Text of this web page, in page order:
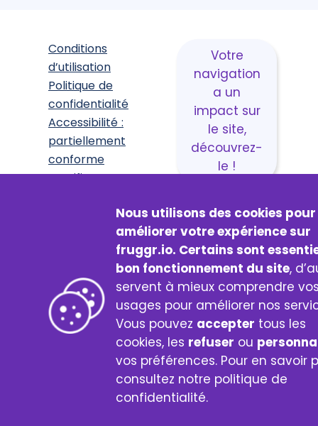
Conditions
d’utilisation
Politique de
confidentialité
Accessibilité :
partiellement
conforme
Certificat
Votre
navigation
a un
impact sur
le site,
découvrez-
le !
© 2026 Fruggr
Nous utilisons des cookies pour
améliorer votre expérience sur
fruggr.io. Certains sont
bon fonctionnement du site,
servent à mieux comprendre
usages pour améliorer nos
Vous pouvez accepter tous les
cookies, les refuser ou
vos préférences. Pour en savoir
consultez notre politique de
confidentialité.